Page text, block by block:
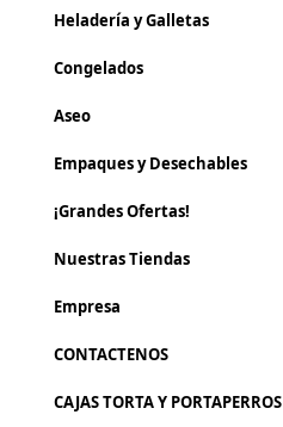
Heladería y Galletas
Congelados
Aseo
Empaques y Desechables
¡Grandes Ofertas!
Nuestras Tiendas
Empresa
CONTACTENOS
CAJAS TORTA Y PORTAPERROS